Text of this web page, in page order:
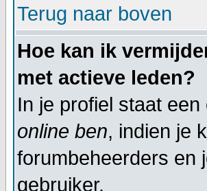
Terug naar boven
Hoe kan ik
met actieve leden?
In je profiel staat een
online ben, indien je
forumbeheerders en
gebruiker.